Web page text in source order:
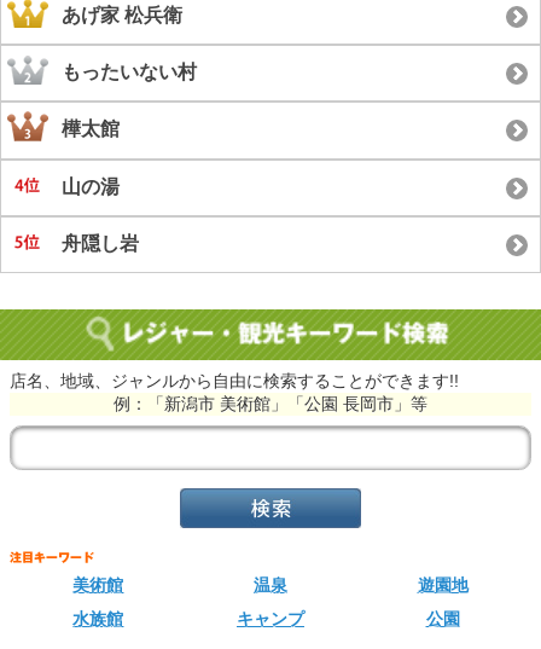
あげ家 松兵衛
もったいない村
樺太館
山の湯
舟隠し岩
店名、地域、ジャンルから自由に検索することができます!!
例：「新潟市 美術館」「公園 長岡市」等
美術館 温泉
遊園地
水族館
キャンプ 公園